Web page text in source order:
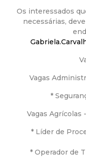
u
u
n
Os interessados
necessárias,
Vagas
*
Vagas Agrícolas
* Líder de
* Operador de